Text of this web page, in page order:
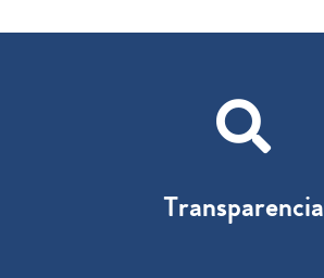
Transparencia